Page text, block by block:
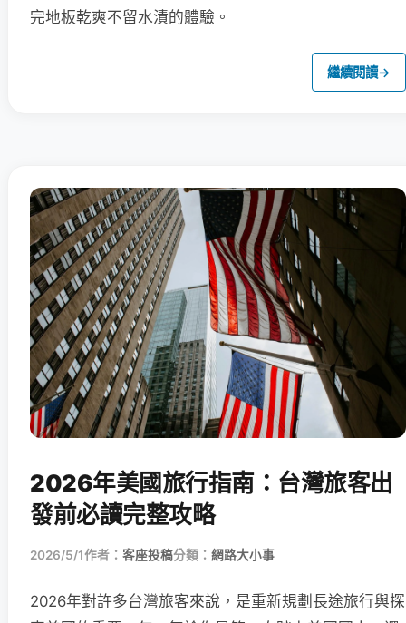
完地板乾爽不留水漬的體驗。
繼續閱讀→
2026年美國旅行指南：台灣旅客出
發前必讀完整攻略
2026/5/1作者： 客座投稿分類： 網路大小事
2026年對許多台灣旅客來說，是重新規劃長途旅行與探